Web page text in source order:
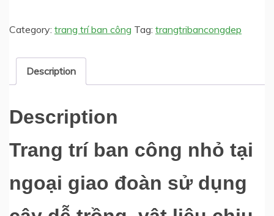
Category: trang trí ban công Tag: trangtribancongdep
Description
Description
Trang trí ban công nhỏ tại
ngoại giao đoàn sử dụng